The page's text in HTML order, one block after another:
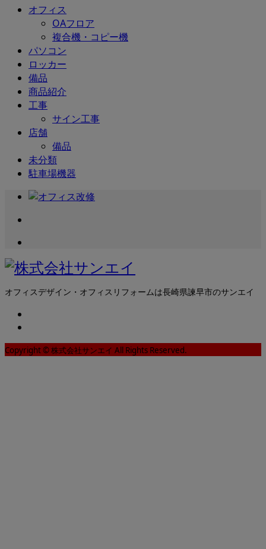
オフィス
OAフロア
複合機・コピー機
パソコン
ロッカー
備品
商品紹介
工事
サイン工事
店舗
備品
未分類
駐車場機器
オフィスデザイン・オフィスリフォームは長崎県諫早市のサンエイ
Copyright © 株式会社サンエイ All Rights Reserved.